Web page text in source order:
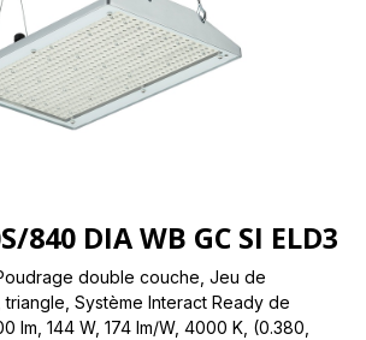
840 DIA WB GC SI ELD3
double couche, Jeu de
Système Interact Ready de
lm, 144 W, 174 lm/W, 4000 K, (0.380,